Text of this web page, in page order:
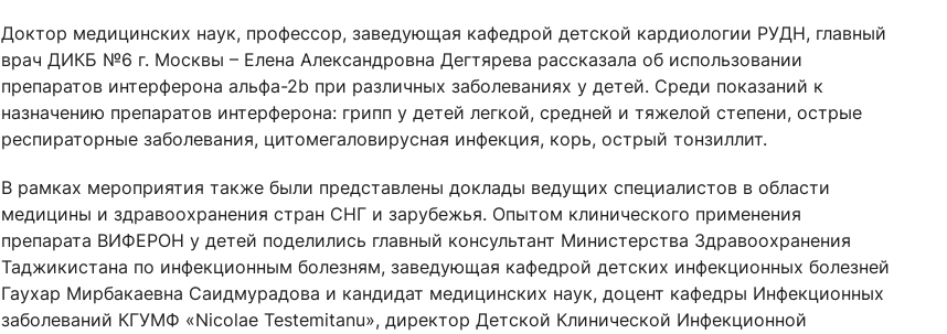
Доктор медицинских наук, профессор, заведующая кафедрой детской кардиологии РУДН, главный
врач ДИКБ №6 г. Москвы – Елена Александровна Дегтярева рассказала об использовании
препаратов интерферона альфа-2b при различных заболеваниях у детей. Среди показаний к
назначению препаратов интерферона: грипп у детей легкой, средней и тяжелой степени, острые
респираторные заболевания, цитомегаловирусная инфекция, корь, острый тонзиллит.
В рамках мероприятия также были представлены доклады ведущих специалистов в области
медицины и здравоохранения стран СНГ и зарубежья. Опытом клинического применения
препарата ВИФЕРОН у детей поделились главный консультант Министерства Здравоохранения
Таджикистана по инфекционным болезням, заведующая кафедрой детских инфекционных болезней
Гаухар Мирбакаевна Саидмурадова и кандидат медицинских наук, доцент кафедры Инфекционных
заболеваний КГУМФ «Nicolae Testemitanu», директор Детской Клинической Инфекционной